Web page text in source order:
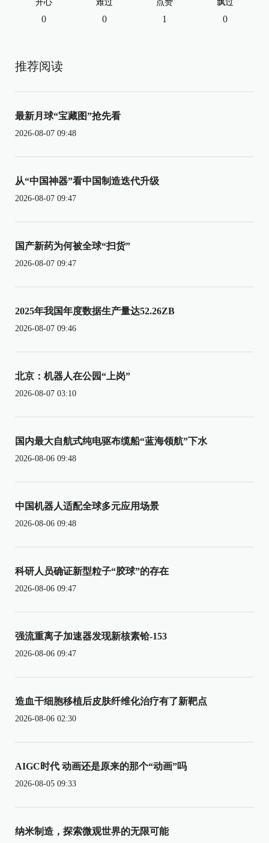
开心
0
难过
0
点赞
1
飘过
0
推荐阅读
最新月球“宝藏图”抢先看
2026-08-07 09:48
从“中国神器”看中国制造迭代升级
2026-08-07 09:47
国产新药为何被全球“扫货”
2026-08-07 09:47
2025年我国年度数据生产量达52.26ZB
2026-08-07 09:46
北京：机器人在公园“上岗”
2026-08-07 03:10
国内最大自航式纯电驱布缆船“蓝海领航”下水
2026-08-06 09:48
中国机器人适配全球多元应用场景
2026-08-06 09:48
科研人员确证新型粒子“胶球”的存在
2026-08-06 09:47
强流重离子加速器发现新核素铪-153
2026-08-06 09:47
造血干细胞移植后皮肤纤维化治疗有了新靶点
2026-08-06 02:30
AIGC时代 动画还是原来的那个“动画”吗
2026-08-05 09:33
纳米制造，探索微观世界的无限可能